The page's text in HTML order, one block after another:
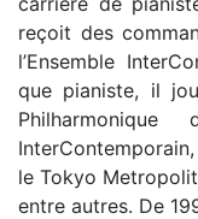
reçoit des
l’Ensemble
que pianiste, il
le Tokyo
entre autres. De